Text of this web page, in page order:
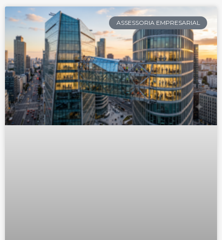
ASSESSORIA EMPRESARIAL